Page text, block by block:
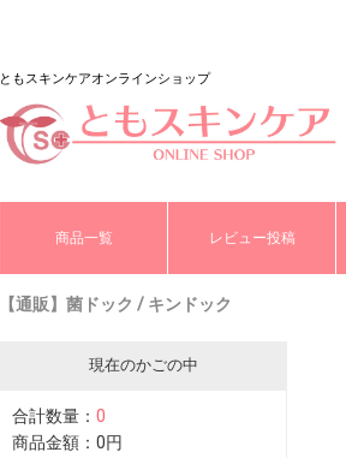
ともスキンケアオンラインショップ
商品一覧 レビュー投稿
【通販】菌ドック / キンドック
現在のかごの中
合計数量： 0
商品金額： 0円